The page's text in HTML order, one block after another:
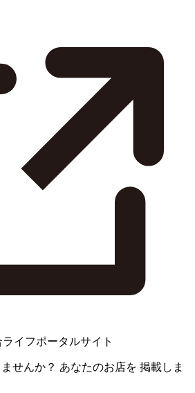
イフポータルサイト
せんか？ あなたのお店を 掲載しま